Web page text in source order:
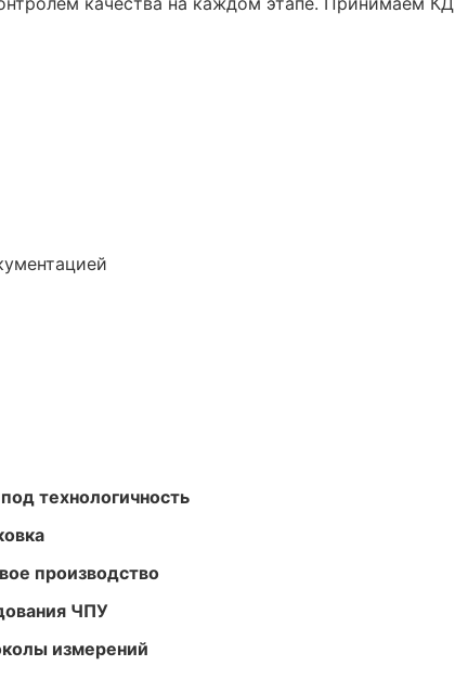
технологичность
производство
ЧПУ
измерений